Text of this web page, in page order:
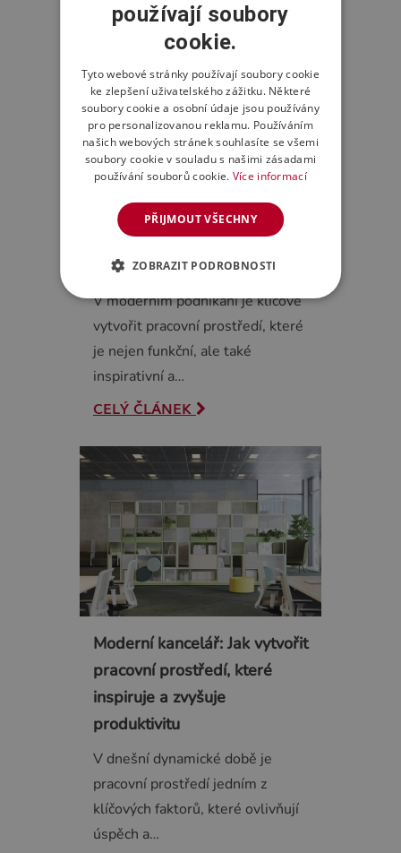
Role architekta při zařizování
kanceláře
V moderním podnikání je klíčové
vytvořit pracovní prostředí, které
je nejen funkční, ale také
inspirativní a…
CELÝ ČLÁNEK
Moderní kancelář: Jak vytvořit
pracovní prostředí, které
inspiruje a zvyšuje
produktivitu
V dnešní dynamické době je
pracovní prostředí jedním z
klíčových faktorů, které ovlivňují
úspěch a…
používají soubory
cookie.
Tyto webové stránky používají soubory cookie
ke zlepšení uživatelského zážitku. Některé
soubory cookie a osobní údaje jsou používány
pro personalizovanou reklamu. Používáním
našich webových stránek souhlasíte se všemi
soubory cookie v souladu s našimi zásadami
používání souborů cookie. Více informací
PŘIJMOUT VŠECHNY
ZOBRAZIT PODROBNOSTI